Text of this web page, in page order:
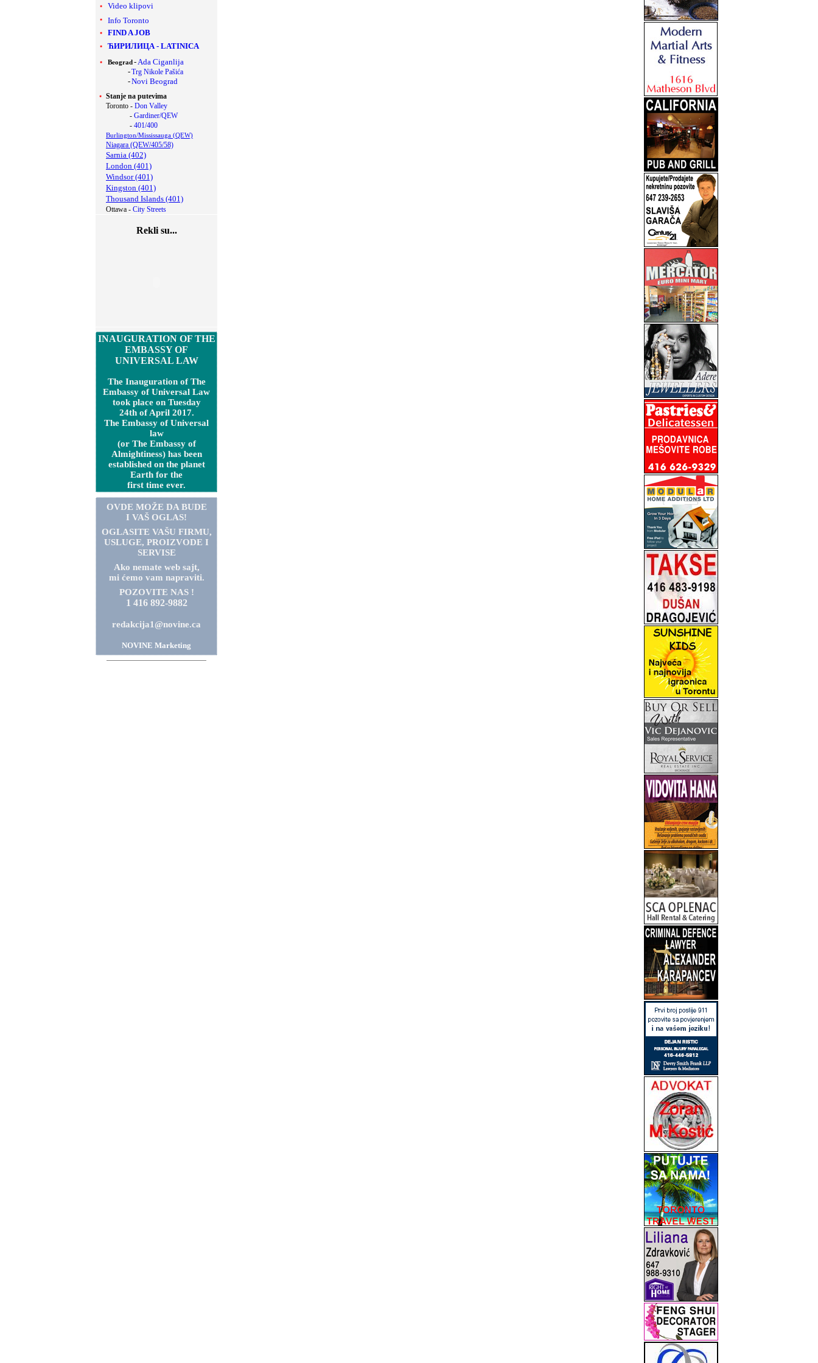
Video klipovi
Info Toronto
FIND A JOB
ЋИРИЛИЦА - LATINICA
Beograd -Ada Ciganlija
-Trg Nikole Pašića
-Novi Beograd
Stanje na putevima
Toronto - Don Valley
- Gardiner/QEW
- 401/400
Burlington/Mississauga (QEW)
Niagara (QEW/405/58)
Sarnia (402)
London (401)
Windsor (401)
Kingston (401)
Thousand Islands (401)
Ottawa - City Streets
Rekli su...
INAUGURATION OF THE
EMBASSY OF
UNIVERSAL LAW
The Inauguration of The
Embassy of Universal Law
took place on Tuesday
24th of April 2017.
The Embassy of Universal
law
(or The Embassy of
Almightiness) has been
established on the planet
Earth for the
first time ever.
OVDE MOŽE DA BUDE
I VAŠ OGLAS!
OGLASITE VAŠU FIRMU,
USLUGE, PROIZVODE I
SERVISE
Ako nemate web sajt,
mi ćemo vam napraviti.
POZOVITE NAS !
1 416 892-9882
redakcija1@novine.ca
NOVINE Marketing